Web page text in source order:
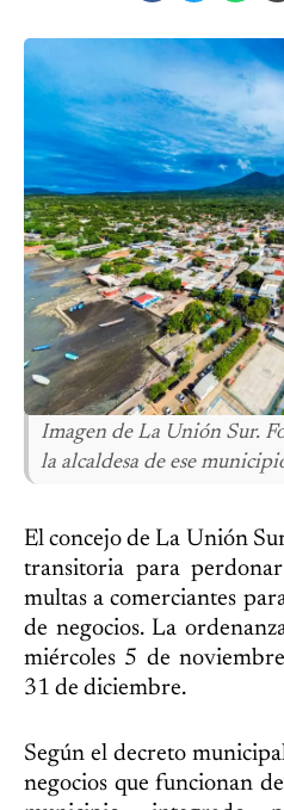
Imagen de La Unión Sur.
la alcaldesa de ese
El concejo de La Unión
transitoria para
multas a comerciantes
de negocios. La
miércoles 5 de
31 de diciembre.
Según el decreto
negocios que funcionan